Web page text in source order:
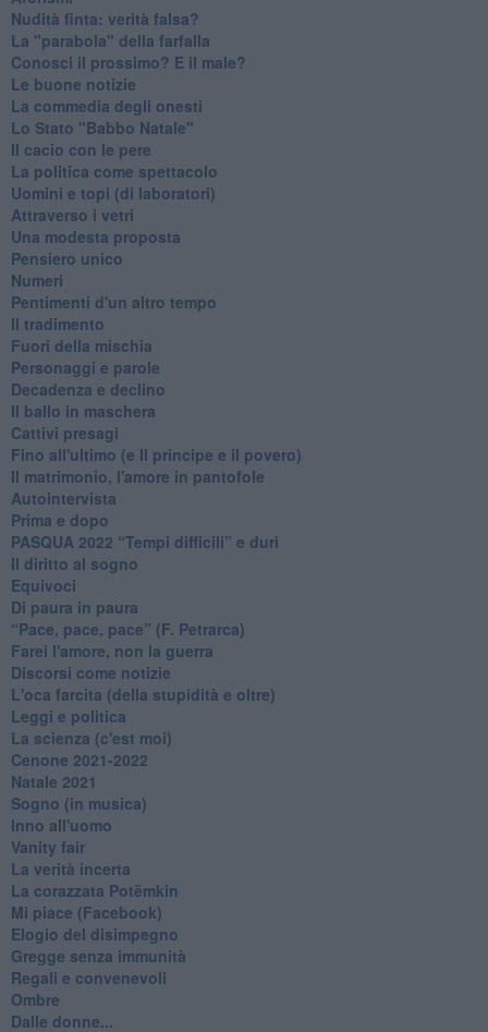
Nudità finta: verità falsa?
La "parabola" della farfalla
Conosci il prossimo? E il male?
Le buone notizie
La commedia degli onesti
Lo Stato "Babbo Natale"
Il cacio con le pere
La politica come spettacolo
Uomini e topi (di laboratori)
Attraverso i vetri
Una modesta proposta
Pensiero unico
Numeri
Pentimenti d'un altro tempo
Il tradimento
Fuori della mischia
Personaggi e parole
Decadenza e declino
Il ballo in maschera
Cattivi presagi
Fino all'ultimo (e Il principe e il povero)
Il matrimonio, l'amore in pantofole
Autointervista
Prima e dopo
​PASQUA 2022 “Tempi difficili” e duri
Il diritto al sogno
Equivoci
Di paura in paura
​“Pace, pace, pace” (F. Petrarca)
Farei l'amore, non la guerra
Discorsi come notizie
L'oca farcita (della stupidità e oltre)
Leggi e politica
La scienza (c'est moi)
Cenone 2021-2022
Natale 2021
Sogno (in musica)
Inno all'uomo
Vanity fair
La verità incerta
La corazzata Potëmkin
Mi piace (Facebook)
Elogio del disimpegno
Gregge senza immunità
Regali e convenevoli
Ombre
Dalle donne...